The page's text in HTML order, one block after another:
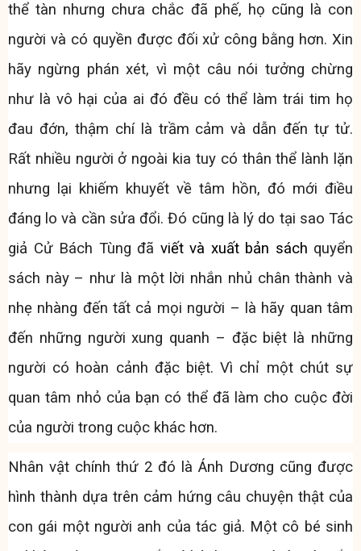
thể tàn nhưng chưa chắc đã phế, họ cũng là con
người và có quyền được đối xử công bằng hơn. Xin
hãy ngừng phán xét, vì một câu nói tưởng chừng
như là vô hại của ai đó đều có thể làm trái tim họ
đau đớn, thậm chí là trầm cảm và dẫn đến tự tử.
Rất nhiều người ở ngoài kia tuy có thân thể lành lặn
nhưng lại khiếm khuyết về tâm hồn, đó mới điều
đáng lo và cần sửa đổi. Đó cũng là lý do tại sao Tác
giả Cử Bách Tùng đã viết và xuất bản sách quyển
sách này – như là một lời nhắn nhủ chân thành và
nhẹ nhàng đến tất cả mọi người – là hãy quan tâm
đến những người xung quanh – đặc biệt là những
người có hoàn cảnh đặc biệt. Vì chỉ một chút sự
quan tâm nhỏ của bạn có thể đã làm cho cuộc đời
của người trong cuộc khác hơn.
Nhân vật chính thứ 2 đó là Ánh Dương cũng được
hình thành dựa trên cảm hứng câu chuyện thật của
con gái một người anh của tác giả. Một cô bé sinh